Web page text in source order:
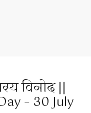
विनोद ||
– 30 July